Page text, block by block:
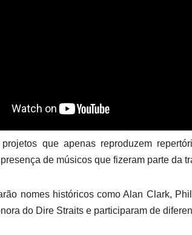
que apenas reproduzem
de músicos que fizeram parte da
nomes históricos como Alan Clark,
do Dire Straits e participaram de